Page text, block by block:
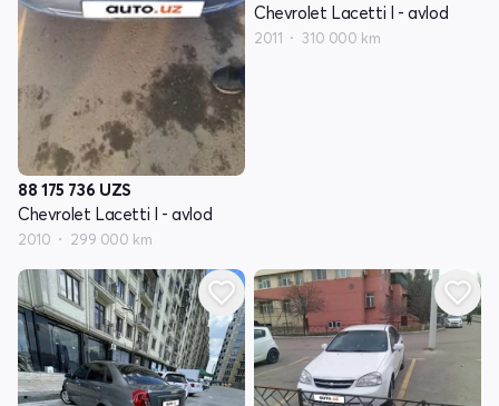
88 175 736 UZS
Chevrolet Lacetti I - avlod
2010 299 000 km
Chevrolet Lacetti I - avlod
2011 310 000 km